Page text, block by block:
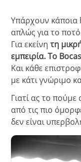
Υπάρχουν κάποια
απλώς για το
Για εκείνητη
εμπειρία. Το
Και κάθε
με κάτι γνώριμο
Γιατί ας το
από τις πιο
δεν είναι